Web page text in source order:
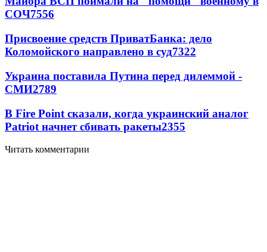
СОЧ7556
Присвоение средств ПриватБанка: дело
Коломойского направлено в суд7322
Украина поставила Путина перед дилеммой -
СМИ2789
В Fire Point сказали, когда украинский аналог
Patriot начнет сбивать ракеты2355
Читать комментарии